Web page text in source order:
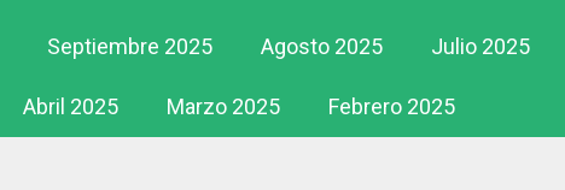
Septiembre 2025 Agosto 2025 Julio 2025
Abril 2025 Marzo 2025 Febrero 2025